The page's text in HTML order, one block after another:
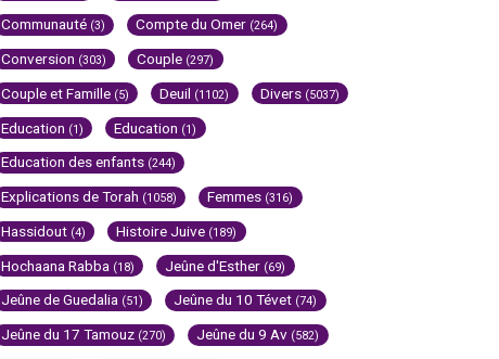
Communauté (3) Compte du Omer (264)
Conversion (303) Couple (297)
Couple et Famille (5) Deuil (1102) Divers (5037)
Education (1) Education (1)
Education des enfants (244)
Explications de Torah (1058) Femmes (316)
Hassidout (4) Histoire Juive (189)
Hochaana Rabba (18) Jeûne d'Esther (69)
Jeûne de Guedalia (51) Jeûne du 10 Tévet (74)
Jeûne du 17 Tamouz (270) Jeûne du 9 Av (582)